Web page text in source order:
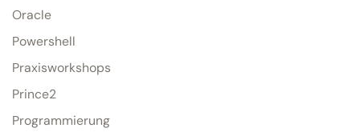
Oracle
Powershell
Praxisworkshops
Prince2
Programmierung